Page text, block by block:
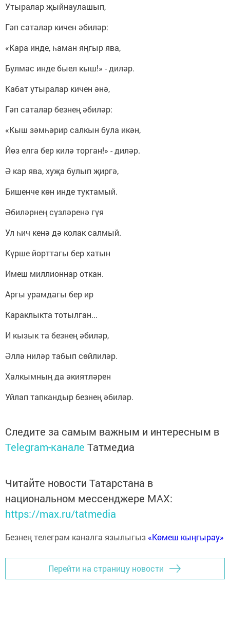
Утыралар җыйнаулашып,
Гәп саталар кичен әбиләр:
«Кара инде, һаман яңгыр ява,
Булмас инде быел кыш!» - диләр.
Кабат утыралар кичен әнә,
Гәп саталар безнең әбиләр:
«Кыш зәмһәрир салкын була икән,
Йөз елга бер килә торган!» - диләр.
Ә кар ява, хуҗа булып җиргә,
Бишенче көн инде туктамый.
Әбиләрнең сүзләренә гүя
Ул һич кенә дә колак салмый.
Күрше йорттагы бер хатын
Имеш миллионнар откан.
Аргы урамдагы бер ир
Караклыкта тотылган...
И кызык та безнең әбиләр,
Әллә ниләр табып сөйлиләр.
Халкымның да әкиятләрен
Уйлап тапкандыр безнең әбиләр.
Следите за самым важным и интересным в
Telegram-канале Татмедиа
Читайте новости Татарстана в
национальном мессенджере MАХ:
https://max.ru/tatmedia
Безнең телеграм каналга язылыгыз «Көмеш кыңгырау»
Перейти на страницу новости